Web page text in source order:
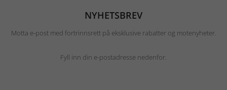
NYHETSBREV
Motta e-post med fortrinnsrett på eksklusive rabatter og motenyheter.
Fyll inn din e-postadresse nedenfor.